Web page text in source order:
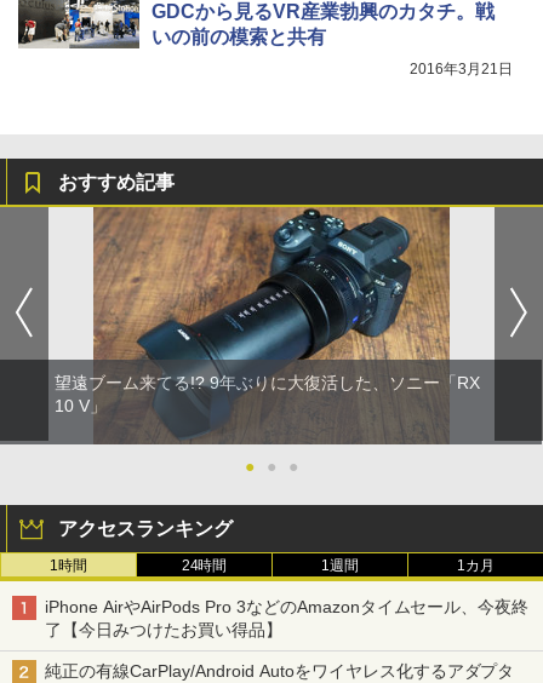
GDCから見るVR産業勃興のカタチ。戦
いの前の模索と共有
2016年3月21日
おすすめ記事
望遠ブーム来てる!? 9年ぶりに大復活した、ソニー「RX
10 V」
● ● ●
アクセスランキング
1時間 24時間 1週間 1カ月
iPhone AirやAirPods Pro 3などのAmazonタイムセール、今夜終
了【今日みつけたお買い得品】
純正の有線CarPlay/Android Autoをワイヤレス化するアダプタ